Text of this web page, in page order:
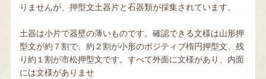
りませんが、押型文土器片と石器類が採集されています。
土器は小片で器壁の薄いものです。確認できる文様は山形押
型文が約７割で、約２割が小形のポジティブ楕円押型文、残
り約１割が市松押型文です。すべて外面に文様があり、内面
には文様がありませ